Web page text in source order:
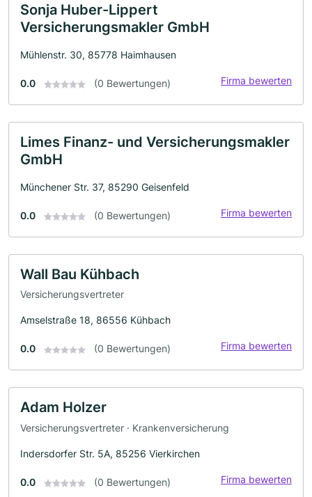
Sonja Huber-Lippert
Versicherungsmakler GmbH
Mühlenstr. 30, 85778 Haimhausen
0.0 (0 Bewertungen) Firma bewerten
Limes Finanz- und Versicherungsmakler
GmbH
Münchener Str. 37, 85290 Geisenfeld
0.0 (0 Bewertungen) Firma bewerten
Wall Bau Kühbach
Versicherungsvertreter
Amselstraße 18, 86556 Kühbach
0.0 (0 Bewertungen) Firma bewerten
Adam Holzer
Versicherungsvertreter · Krankenversicherung
Indersdorfer Str. 5A, 85256 Vierkirchen
0.0 (0 Bewertungen) Firma bewerten